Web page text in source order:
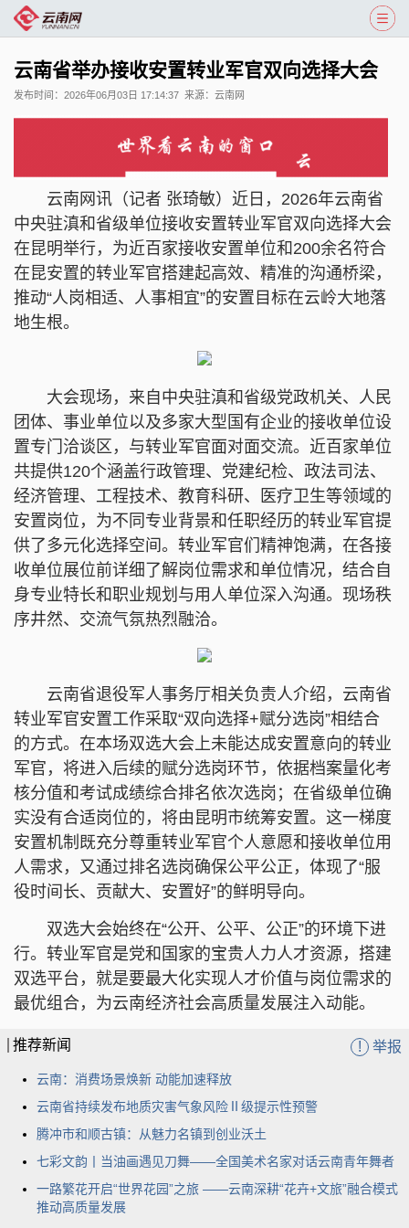
云南省举办接收安置转业军官双向选择大会
发布时间： 2026年06月03日 17:14:37 来源： 云南网
云南网讯（记者 张琦敏）近日，2026年云南省
中央驻滇和省级单位接收安置转业军官双向选择大会
在昆明举行，为近百家接收安置单位和200余名符合
在昆安置的转业军官搭建起高效、精准的沟通桥梁，
推动“人岗相适、人事相宜”的安置目标在云岭大地落
地生根。
大会现场，来自中央驻滇和省级党政机关、人民
团体、事业单位以及多家大型国有企业的接收单位设
置专门洽谈区，与转业军官面对面交流。近百家单位
共提供120个涵盖行政管理、党建纪检、政法司法、
经济管理、工程技术、教育科研、医疗卫生等领域的
安置岗位，为不同专业背景和任职经历的转业军官提
供了多元化选择空间。转业军官们精神饱满，在各接
收单位展位前详细了解岗位需求和单位情况，结合自
身专业特长和职业规划与用人单位深入沟通。现场秩
序井然、交流气氛热烈融洽。
云南省退役军人事务厅相关负责人介绍，云南省
转业军官安置工作采取“双向选择+赋分选岗”相结合
的方式。在本场双选大会上未能达成安置意向的转业
军官，将进入后续的赋分选岗环节，依据档案量化考
核分值和考试成绩综合排名依次选岗；在省级单位确
实没有合适岗位的，将由昆明市统筹安置。这一梯度
安置机制既充分尊重转业军官个人意愿和接收单位用
人需求，又通过排名选岗确保公平公正，体现了“服
役时间长、贡献大、安置好”的鲜明导向。
双选大会始终在“公开、公平、公正”的环境下进
行。转业军官是党和国家的宝贵人力人才资源，搭建
双选平台，就是要最大化实现人才价值与岗位需求的
最优组合，为云南经济社会高质量发展注入动能。
推荐新闻 ! 举报
云南：消费场景焕新 动能加速释放
云南省持续发布地质灾害气象风险Ⅱ级提示性预警
腾冲市和顺古镇：从魅力名镇到创业沃土
七彩文韵丨当油画遇见刀舞——全国美术名家对话云南青年舞者
一路繁花开启“世界花园”之旅 ——云南深耕“花卉+文旅”融合模式
推动高质量发展